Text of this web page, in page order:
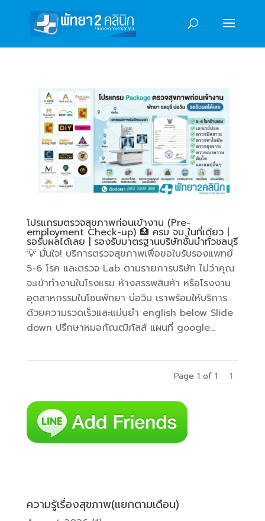
โปรแกรมตรวจสุขภาพก่อนเข้างาน (Pre-
employment Check-up) 🏥 ครบ จบ ในที่เดียว |
รอรับผลได้เลย | รองรับมาตรฐานบริษัทชั้นนำทั่วชลบุรี
💡 มั่นใจ! บริการตรวจสุขภาพเพื่อขอใบรับรองแพทย์
5-6 โรค และตรวจ Lab ตามรายการบริษัท ไม่ว่าคุณ
จะเข้าทำงานในโรงแรม ห้างสรรพสินค้า หรือโรงงาน
อุตสาหกรรมในโซนพัทยา บ่อวิน เราพร้อมให้บริการ
ด้วยความรวดเร็วและแม่นยำ english below Slide
down ปรึกษาหมอกัณฒิภัสส์ แผนที่ google...
Page 1 of 1 1
ความรู้เรื่องสุขภาพ(แยกตามเดือน)